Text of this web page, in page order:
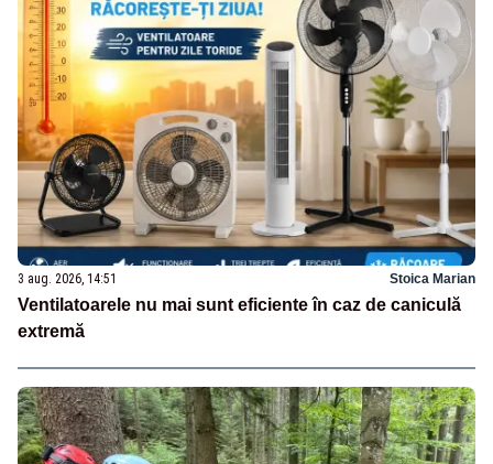
3 aug. 2026, 14:51 Stoica Marian
Ventilatoarele nu mai sunt eficiente în caz de caniculă
extremă